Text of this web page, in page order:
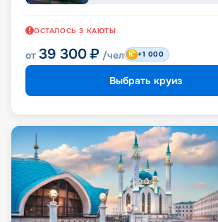
ОСТАЛОСЬ 3 КАЮТЫ
от 39 300 ₽ /чел +1 000
Выбрать круиз